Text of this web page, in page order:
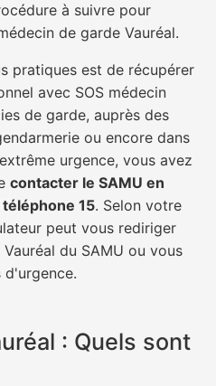
à suivre pour
de garde Vauréal.
pratiques est de récupérer
avec SOS médecin
de garde, auprès des
ou encore dans
urgence, vous avez
contacter le SAMU en
15. Selon votre
peut vous rediriger
du SAMU ou vous
d'urgence.
: Quels sont